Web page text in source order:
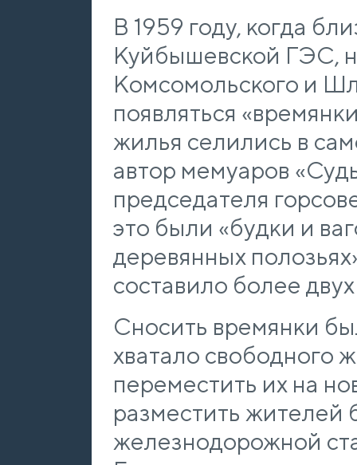
В 1959 году, когда
Куйбышевской ГЭС,
Комсомольского и
появляться
жилья селились в
автор мемуаров
председателя
это были «будки и
деревянных
составило более
Сносить времянки
хватало свободного
переместить их на
разместить жителей
железнодорожной